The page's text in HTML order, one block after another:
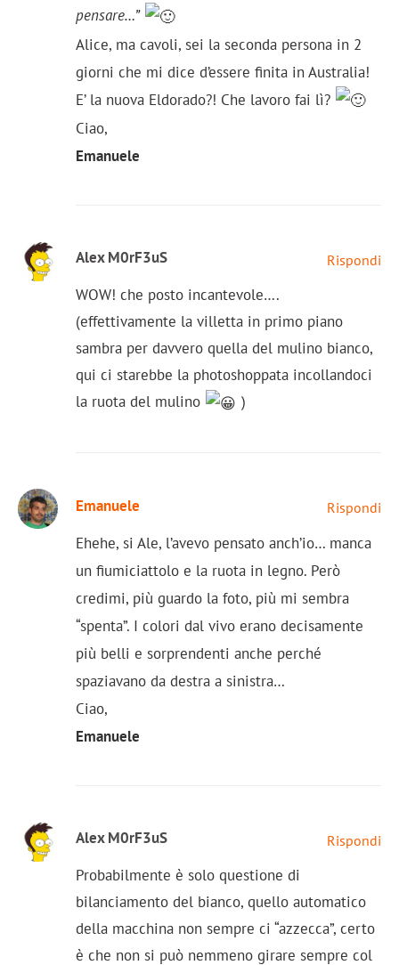
pensare…”
Alice, ma cavoli, sei la seconda persona in 2
giorni che mi dice d’essere finita in Australia!
E’ la nuova Eldorado?! Che lavoro fai lì?
Ciao,
Emanuele
Alex M0rF3uS Rispondi
WOW! che posto incantevole….
(effettivamente la villetta in primo piano
sambra per davvero quella del mulino bianco,
qui ci starebbe la photoshoppata incollandoci
la ruota del mulino
)
Emanuele Rispondi
Ehehe, si Ale, l’avevo pensato anch’io… manca
un fiumiciattolo e la ruota in legno. Però
credimi, più guardo la foto, più mi sembra
“spenta”. I colori dal vivo erano decisamente
più belli e sorprendenti anche perché
spaziavano da destra a sinistra…
Ciao,
Emanuele
Alex M0rF3uS Rispondi
Probabilmente è solo questione di
bilanciamento del bianco, quello automatico
della macchina non sempre ci “azzecca”, certo
è che non si può nemmeno girare sempre col